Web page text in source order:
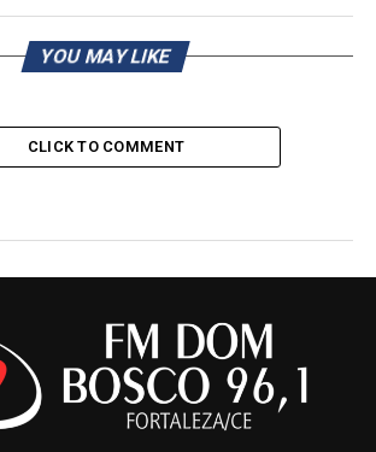
YOU MAY LIKE
CLICK TO COMMENT